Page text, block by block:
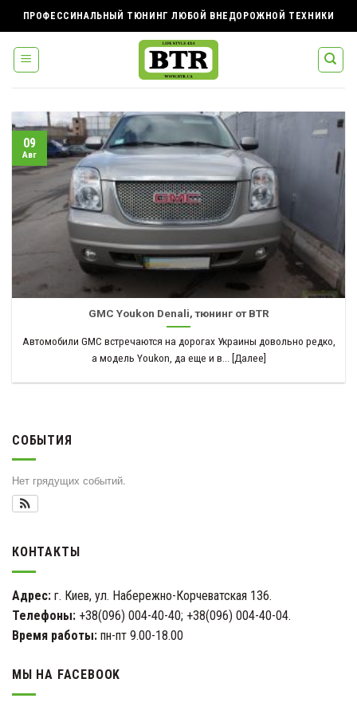
to
content
ПРОФЕССИНАЛЬНЫЙ ТЮНИНГ ЛЮБОЙ ВНЕДОРОЖНОЙ ТЕХНИКИ
GMC Youkon Denali, тюнинг от BTR
Автомобили GMC встречаются на дорогах Украины довольно редко,
а модель Youkon, да еще и в... [Далее]
09
Авг
СОБЫТИЯ
Нет грядущих событий.
КОНТАКТЫ
Адрес: г. Киев, ул. Набережно-Корчеватская 136.
Телефоны: +38(096) 004-40-40; +38(096) 004-40-04.
Время работы: пн-пт 9.00-18.00
МЫ НА FACEBOOK